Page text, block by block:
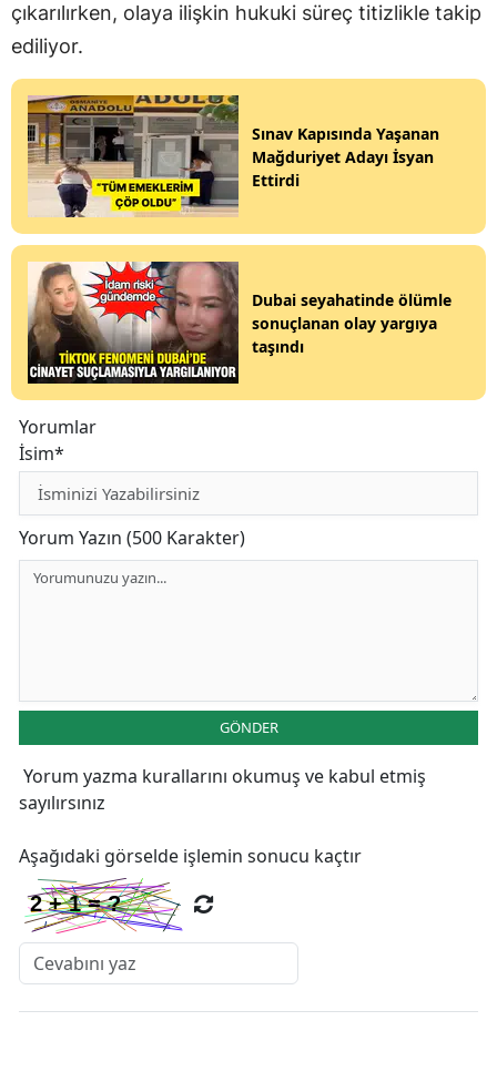
çıkarılırken, olaya ilişkin hukuki süreç titizlikle takip
ediliyor.
Sınav Kapısında Yaşanan
Mağduriyet Adayı İsyan
Ettirdi
Dubai seyahatinde ölümle
sonuçlanan olay yargıya
taşındı
Yorumlar
İsim*
Yorum Yazın (500 Karakter)
GÖNDER
Yorum yazma kurallarını okumuş ve kabul etmiş
sayılırsınız
Aşağıdaki görselde işlemin sonucu kaçtır